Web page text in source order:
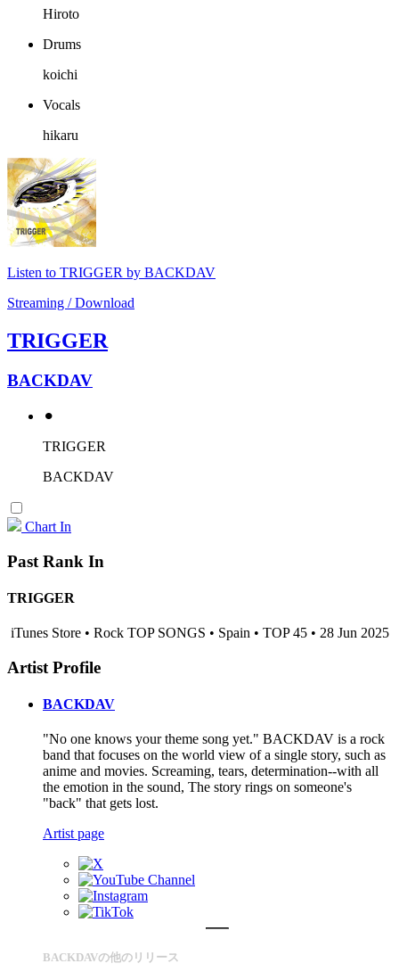
Hiroto
Drums
koichi
Vocals
hikaru
Listen to TRIGGER by BACKDAV
Streaming / Download
TRIGGER
BACKDAV
⚫︎
TRIGGER
BACKDAV
Chart In
Past Rank In
TRIGGER
iTunes Store • Rock TOP SONGS • Spain • TOP 45 • 28 Jun 2025
Artist Profile
BACKDAV
"No one knows your theme song yet." BACKDAV is a rock
band that focuses on the world view of a single story, such as
anime and movies. Screaming, tears, determination--with all
the emotion in the sound, The story rings on someone's
"back" that gets lost.
Artist page
BACKDAVの他のリリース